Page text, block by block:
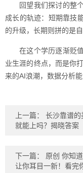
回望我们探讨的整
成长的轨迹：短期靠技
的升级，长期则拼的是
在这个学历逐渐贬
业生涯的终点，而是你
来的AI浪潮，数据分析能
上一篇： 长沙靠谱的
就能上吗？揭晓答案
下一篇： 原创 你知
让你耳目一新！看完